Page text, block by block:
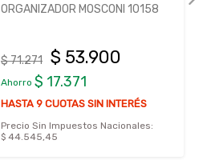
ORGANIZADOR MOSCONI 10158
$ 71.271 $ 53.900
Ahorro $ 17.371
HASTA 9 CUOTAS SIN INTERÉS
Precio Sin Impuestos Nacionales:
$ 44.545,45